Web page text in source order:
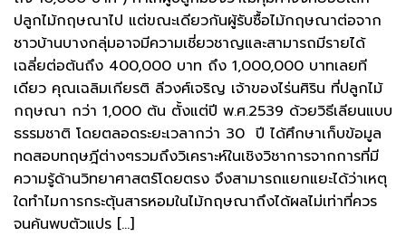
ปลูกไม้กฤษณาไป แต่ขณะเดียวกันผู้รับซื้อไม้กฤษณาต่อจาก
ชาวบ้านบางกลุ่มอาจมีความเชี่ยวชาญและสามารถมีรายได้
เฉลี่ยต่อต้นถึง 400,000 บาท ถึง 1,000,000 บาทเลยที
เดียว คุณเฉลิมเกียรติ ลีวงศ์เจริญ เจ้าของไร่นศิริน ที่ปลูกไม้
กฤษณา กว่า 1,000 ต้น ตั้งแต่ปี พ.ศ.2539 ด้วยวิธีเลียนแบบ
ธรรมชาติ โดยตลอดระยะเวลากว่า 30 ปี ได้ศึกษาเก็บข้อมูล
ทดสอบทฤษฎีต่างๆรวมถึงวิเคราะห์ในเชิงวิชาการจากการที่มี
ความรู้ด้านวิทยาศาสตร์โดยตรง จึงสามารถแยกแยะได้ว่าเหตุ
ใดทำไมการกระตุ้นสารหอมในไม้กฤษณาถึงได้ผลไม่เท่าที่ควร
จนค้นพบตัวแปร […]